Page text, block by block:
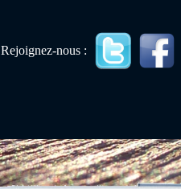
Rejoignez-nous :